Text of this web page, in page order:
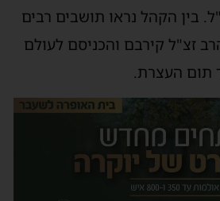
בין הקהל נראו תושבים רבים
זצ"ל קירבם והכניסם לעולם
תום העצרת.